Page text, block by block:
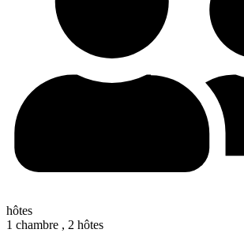
hôtes
1 chambre , 2 hôtes